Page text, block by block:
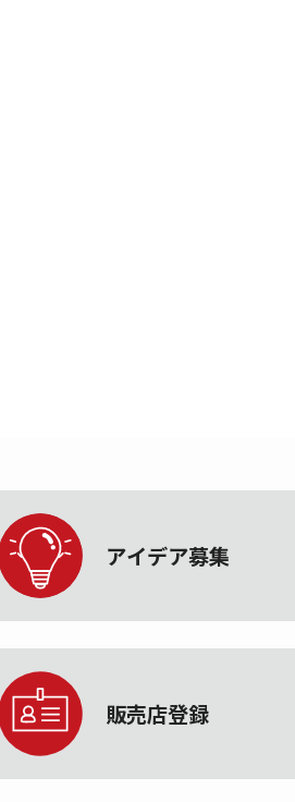
アイデア募集
販売店登録